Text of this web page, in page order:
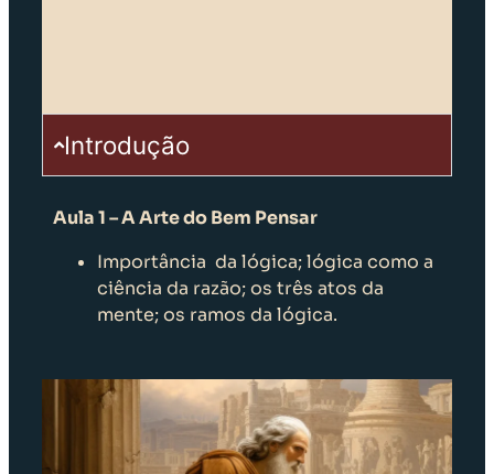
Introdução
Aula 1 – A Arte do Bem Pensar
Importância da lógica; lógica como a
ciência da razão; os três atos da
mente; os ramos da lógica.